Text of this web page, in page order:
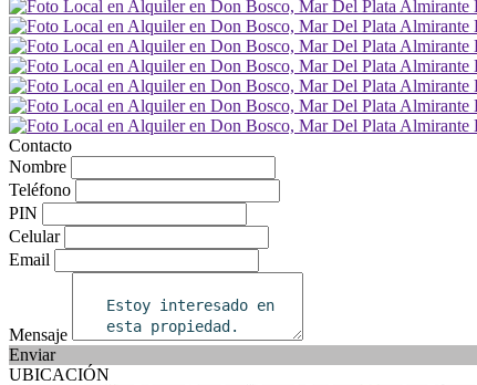
Contacto
Nombre
Teléfono
PIN
Celular
Email
Mensaje
Enviar
UBICACIÓN